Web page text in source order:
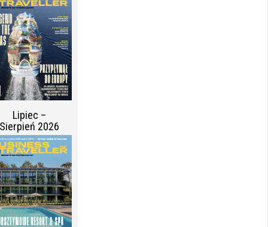
Lipiec –
2026